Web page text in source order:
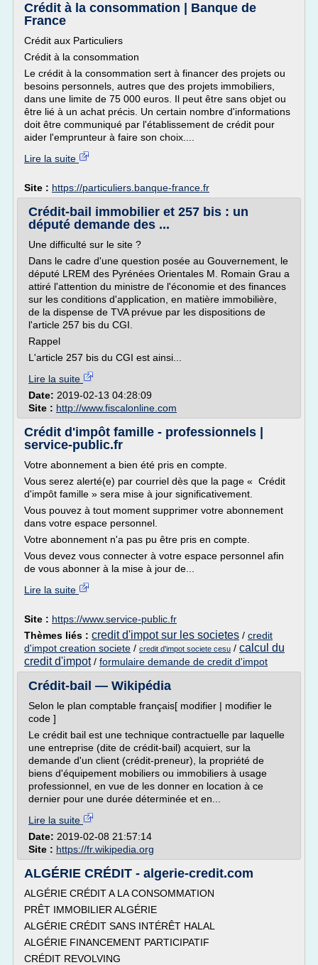
Crédit à la consommation | Banque de
France
Crédit aux Particuliers
Crédit à la consommation
Le crédit à la consommation sert à financer des projets ou
besoins personnels, autres que des projets immobiliers,
dans une limite de 75 000 euros. Il peut être sans objet ou
être lié à un achat précis. Un certain nombre d'informations
doit être communiqué par l'établissement de crédit pour
aider l'emprunteur à faire son choix....
Lire la suite
Site : https://particuliers.banque-france.fr
Crédit-bail immobilier et 257 bis : un
député demande des ...
Une difficulté sur le site ?
Dans le cadre d'une question posée au Gouvernement, le
député LREM des Pyrénées Orientales M. Romain Grau a
attiré l'attention du ministre de l'économie et des finances
sur les conditions d'application, en matière immobilière,
de la dispense de TVA prévue par les dispositions de
l'article 257 bis du CGI.
Rappel
L'article 257 bis du CGI est ainsi...
Lire la suite
Date: 2019-02-13 04:28:09
Site : http://www.fiscalonline.com
Crédit d'impôt famille - professionnels |
service-public.fr
Votre abonnement a bien été pris en compte.
Vous serez alerté(e) par courriel dès que la page « Crédit
d'impôt famille » sera mise à jour significativement.
Vous pouvez à tout moment supprimer votre abonnement
dans votre espace personnel.
Votre abonnement n'a pas pu être pris en compte.
Vous devez vous connecter à votre espace personnel afin
de vous abonner à la mise à jour de...
Lire la suite
Site : https://www.service-public.fr
Thèmes liés : credit d'impot sur les societes / credit
d'impot creation societe / credit d'impot societe cesu / calcul du
credit d'impot/ formulaire demande de credit d'impot
Crédit-bail — Wikipédia
Selon le plan comptable français[ modifier | modifier le
code ]
Le crédit bail est une technique contractuelle par laquelle
une entreprise (dite de crédit-bail) acquiert, sur la
demande d'un client (crédit-preneur), la propriété de
biens d'équipement mobiliers ou immobiliers à usage
professionnel, en vue de les donner en location à ce
dernier pour une durée déterminée et en...
Lire la suite
Date: 2019-02-08 21:57:14
Site : https://fr.wikipedia.org
ALGÉRIE CRÉDIT - algerie-credit.com
ALGÉRIE CRÉDIT A LA CONSOMMATION
PRÊT IMMOBILIER ALGÉRIE
ALGÉRIE CRÉDIT SANS INTÉRÊT HALAL
ALGÉRIE FINANCEMENT PARTICIPATIF
CRÉDIT REVOLVING